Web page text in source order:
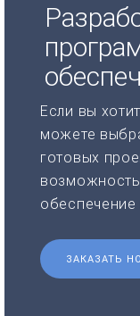
Если вы
можете
готовых
обеспечение
ЗАКАЗАТЬ